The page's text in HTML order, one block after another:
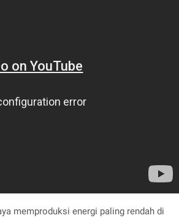
memproduksi energi paling rendah di